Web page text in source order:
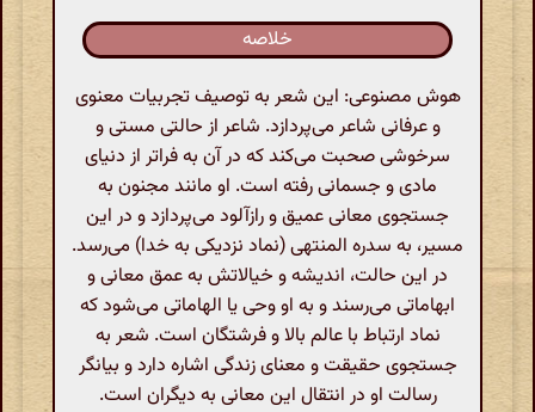
خلاصه
هوش مصنوعی: این شعر به توصیف تجربیات معنوی
و عرفانی شاعر می‌پردازد. شاعر از حالتی مستی و
سرخوشی صحبت می‌کند که در آن به فراتر از دنیای
مادی و جسمانی رفته است. او مانند مجنون به
جستجوی معانی عمیق و رازآلود می‌پردازد و در این
مسیر، به سدره المنتهی (نماد نزدیکی به خدا) می‌رسد.
در این حالت، اندیشه و خیالاتش به عمق معانی و
ابهاماتی می‌رسند و به او وحی یا الهاماتی می‌شود که
نماد ارتباط با عالم بالا و فرشتگان است. شعر به
جستجوی حقیقت و معنای زندگی اشاره دارد و بیانگر
رسالت او در انتقال این معانی به دیگران است.